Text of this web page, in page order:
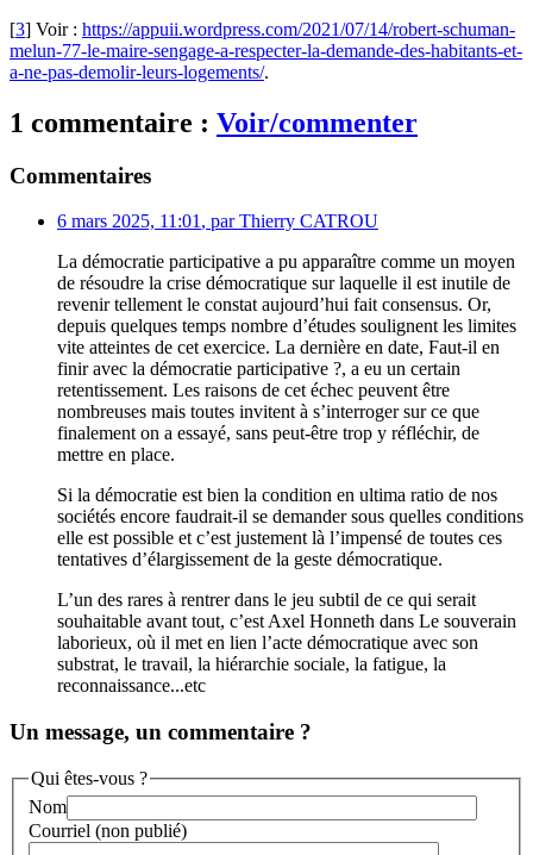
[3] Voir : https://appuii.wordpress.com/2021/07/14/robert-schuman-
melun-77-le-maire-sengage-a-respecter-la-demande-des-habitants-et-
a-ne-pas-demolir-leurs-logements/.
1 commentaire : Voir/commenter
Commentaires
6 mars 2025, 11:01 , parThierry CATROU
La démocratie participative a pu apparaître comme un moyen
de résoudre la crise démocratique sur laquelle il est inutile de
revenir tellement le constat aujourd’hui fait consensus. Or,
depuis quelques temps nombre d’études soulignent les limites
vite atteintes de cet exercice. La dernière en date, Faut-il en
finir avec la démocratie participative ?, a eu un certain
retentissement. Les raisons de cet échec peuvent être
nombreuses mais toutes invitent à s’interroger sur ce que
finalement on a essayé, sans peut-être trop y réfléchir, de
mettre en place.
Si la démocratie est bien la condition en ultima ratio de nos
sociétés encore faudrait-il se demander sous quelles conditions
elle est possible et c’est justement là l’impensé de toutes ces
tentatives d’élargissement de la geste démocratique.
L’un des rares à rentrer dans le jeu subtil de ce qui serait
souhaitable avant tout, c’est Axel Honneth dans Le souverain
laborieux, où il met en lien l’acte démocratique avec son
substrat, le travail, la hiérarchie sociale, la fatigue, la
reconnaissance...etc
Un message, un commentaire ?
Qui êtes-vous ?
Nom
Courriel (non publié)